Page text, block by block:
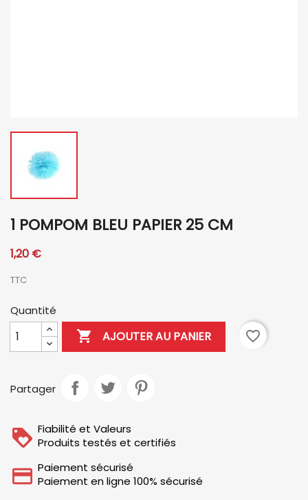
1 POMPOM BLEU PAPIER 25 CM
1,20 €
TTC
Quantité
 AJOUTER AU PANIER favorite_border
Partager
Fiabilité et Valeurs
Produits testés et certifiés
Paiement sécurisé
Paiement en ligne 100% sécurisé